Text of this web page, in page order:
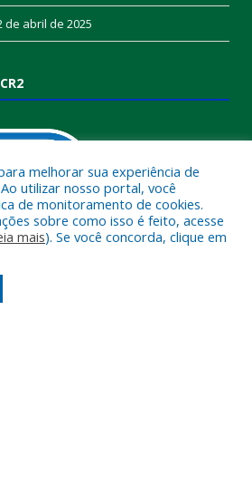
de abril de 2025
das
melhorar sua experiência de
utilizar nosso portal, você
de monitoramento de cookies.
sobre como isso é feito, acesse
mais). Se você concorda, clique em